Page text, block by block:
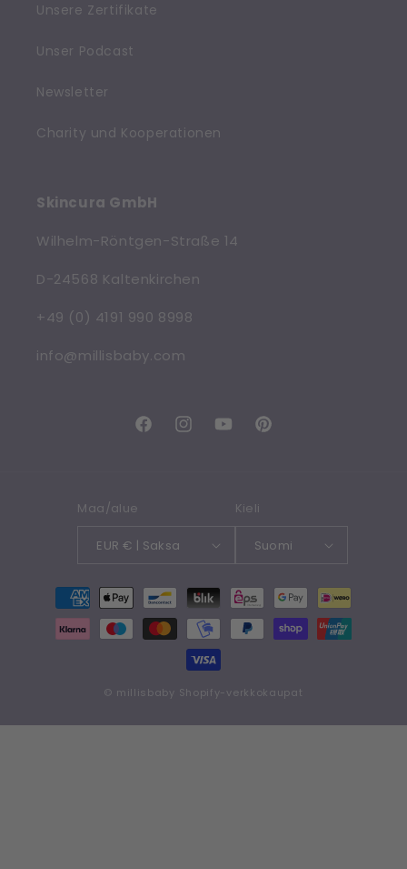
Unsere Zertifikate
Unser Podcast
Newsletter
Charity und Kooperationen
Skincura GmbH
Wilhelm-Röntgen-Straße 14
D-24568 Kaltenkirchen
+49 (0) 4191 990 8998
info@millisbaby.com
FacebookInstagramYouTubePinterest
Maa/alue
EUR € | Saksa
Kieli
Suomi
Maksutavat
© millisbaby Shopify-verkkokaupat